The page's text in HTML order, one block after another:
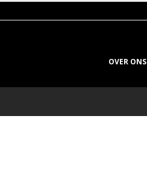
OVER ONS